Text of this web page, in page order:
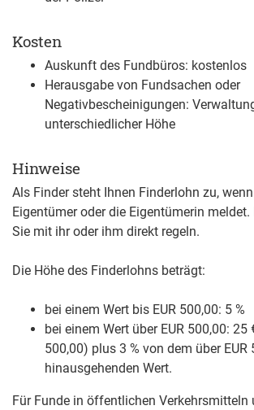
Kosten
Auskunft des Fundbüros: kostenlos
Herausgabe von Fundsachen oder
Negativbescheinigungen:
unterschiedlicher Höhe
Hinweise
Als Finder steht Ihnen Finderlohn zu,
Eigentümer oder die Eigentümerin
Sie mit ihr oder ihm direkt regeln.
Die Höhe des Finderlohns beträgt:
bei einem Wert bis EUR 500,00: 5 %
bei einem Wert über EUR 500,00: 25
500,00) plus 3 % von dem über EUR
hinausgehenden Wert.
Für Funde in öffentlichen Verkehrsmitteln